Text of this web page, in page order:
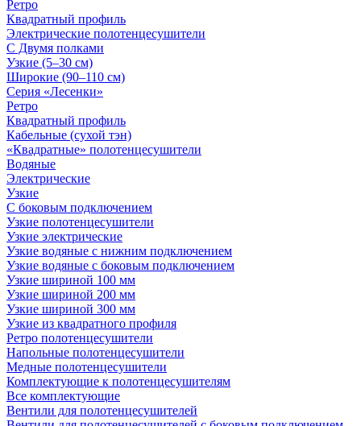
Ретро
Квадратный профиль
Электрические полотенцесушители
С Двумя полками
Узкие (5–30 см)
Широкие (90–110 см)
Серия «Лесенки»
Ретро
Квадратный профиль
Кабельные (сухой тэн)
«Квадратные» полотенцесушители
Водяные
Электрические
Узкие
С боковым подключением
Узкие полотенцесушители
Узкие электрические
Узкие водяные с нижним подключением
Узкие водяные с боковым подключением
Узкие шириной 100 мм
Узкие шириной 200 мм
Узкие шириной 300 мм
Узкие из квадратного профиля
Ретро полотенцесушители
Напольные полотенцесушители
Медные полотенцесушители
Комплектующие к полотенцесушителям
Все комплектующие
Вентили для полотенцесушителей